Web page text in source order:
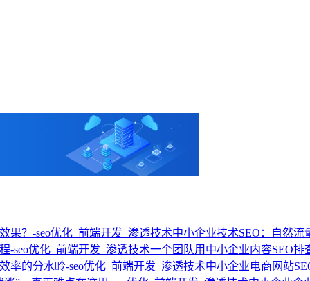
中小企业技术SEO：自然
一个团队用中小企业内容SEO排
中小企业电商网站